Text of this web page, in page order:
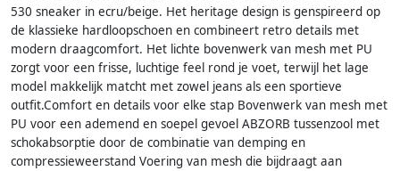
530 sneaker in ecru/beige. Het heritage design is genspireerd op
de klassieke hardloopschoen en combineert retro details met
modern draagcomfort. Het lichte bovenwerk van mesh met PU
zorgt voor een frisse, luchtige feel rond je voet, terwijl het lage
model makkelijk matcht met zowel jeans als een sportieve
outfit.Comfort en details voor elke stap Bovenwerk van mesh met
PU voor een ademend en soepel gevoel ABZORB tussenzool met
schokabsorptie door de combinatie van demping en
compressieweerstand Voering van mesh die bijdraagt aan